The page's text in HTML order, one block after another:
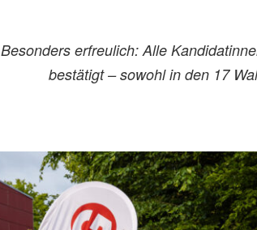
Besonders erfreulich: Alle
bestätigt – sowohl in den 17